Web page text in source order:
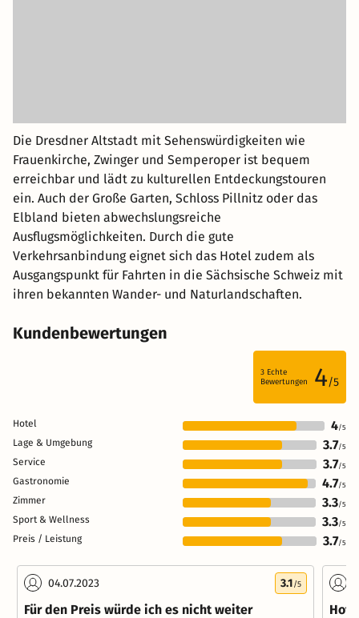
Die Dresdner Altstadt mit Sehenswürdigkeiten wie
Frauenkirche, Zwinger und Semperoper ist bequem
erreichbar und lädt zu kulturellen Entdeckungstouren
ein. Auch der Große Garten, Schloss Pillnitz oder das
Elbland bieten abwechslungsreiche
Ausflugsmöglichkeiten. Durch die gute
Verkehrsanbindung eignet sich das Hotel zudem als
Ausgangspunkt für Fahrten in die Sächsische Schweiz mit
ihren bekannten Wander- und Naturlandschaften.
Kundenbewertungen
3 Echte
Bewertungen
4/5
Hotel 4/5
Lage & Umgebung 3.7/5
Service 3.7/5
Gastronomie 4.7/5
Zimmer 3.3/5
Sport & Wellness 3.3/5
Preis / Leistung 3.7/5
04.07.2023 3.1/5
Für den Preis würde ich es nicht weiter